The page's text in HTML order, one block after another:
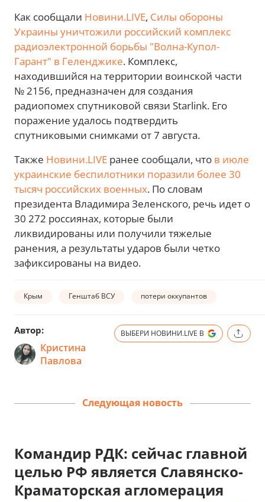
Как сообщали Новини.LIVE, Силы обороны
Украины уничтожили российский комплекс
радиоэлектронной борьбы "Волна-Купол-
Гарант" в Геленджике. Комплекс,
находившийся на территории воинской части
№ 2156, предназначен для создания
радиопомех спутниковой связи Starlink. Его
поражение удалось подтвердить
спутниковыми снимками от 7 августа.
Также Новини.LIVE ранее сообщали, что в июле
украинские беспилотники поразили более 30
тысяч российских военных. По словам
президента Владимира Зеленского, речь идет о
30 272 россиянах, которые были
ликвидированы или получили тяжелые
ранения, а результаты ударов были четко
зафиксированы на видео.
Крым Генштаб ВСУ потери оккупантов
Автор:
Кристина
Павлова
ВЫБЕРИ НОВИНИ.LIVE В
Следующая новость
Командир РДК: сейчас главной
целью РФ является Славянско-
Краматорская агломерация